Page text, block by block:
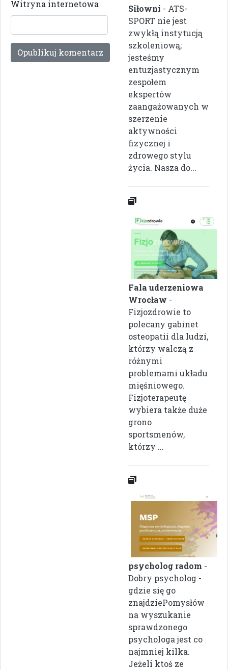
Witryna internetowa
Siłowni - ATS-
SPORT nie jest
zwykłą instytucją
szkoleniową;
jesteśmy
entuzjastycznym
zespołem
ekspertów
zaangażowanych w
szerzenie
aktywności
fizycznej i
zdrowego stylu
życia. Nasza do...
Fala uderzeniowa
Wrocław -
Fizjozdrowie to
polecany gabinet
osteopatii dla ludzi,
którzy walczą z
różnymi
problemami układu
mięśniowego.
Fizjoterapeutę
wybiera także duże
grono
sportsmenów,
którzy ...
psycholog radom -
Dobry psycholog -
gdzie się go
znajdziePomysłów
na wyszukanie
sprawdzonego
psychologa jest co
najmniej kilka.
Jeżeli ktoś ze